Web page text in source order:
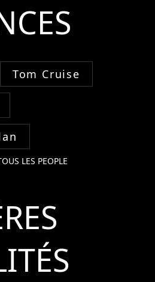
Tom Cruise
LES PEOPLE